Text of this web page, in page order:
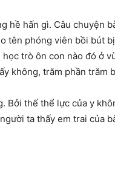
hề hấn gì. Câu chuyện
tên phóng viên bồi bút
trò ôn con nào đó ở
không, trăm phần trăm
Bởi thế thể lực của y
ta thấy em trai của